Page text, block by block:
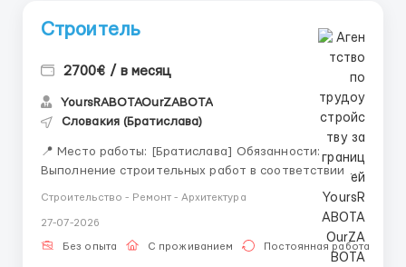
Строитель
2700€ / в месяц
YoursRABOTAOurZABOTA
Словакия (Братислава)
📍 Место работы: [Братислава] Обязанности:
Выполнение строительных работ в соответствии с
ремонт строительных элементов. Соблюдение норм
техники безопасности и стандартов качества.
Строительство - Ремонт - Архитектура
27-07-2026
Без опыта С проживанием Постоянная работа